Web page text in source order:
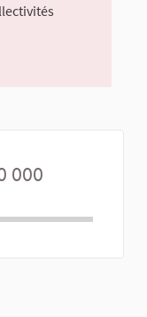
000